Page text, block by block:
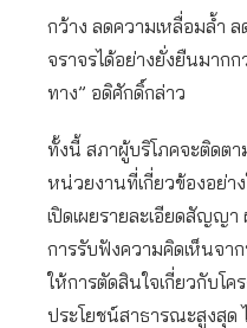
กว้าง ลดความเหลื่อมล้ำ
จราจรได้อย่างยั่งยืนมาก
ทาง” อดิศักดิ์กล่าว
ทั้งนี้ สภาผู้บริโภคจะติดต
หน่วยงานที่เกี่ยวข้องอย่า
เปิดเผยรายละเอียดสัญญ
การรับฟังความคิดเห็นจา
ให้การตัดสินใจเกี่ยวกับโค
ประโยชน์สาธารณะสูงสุด